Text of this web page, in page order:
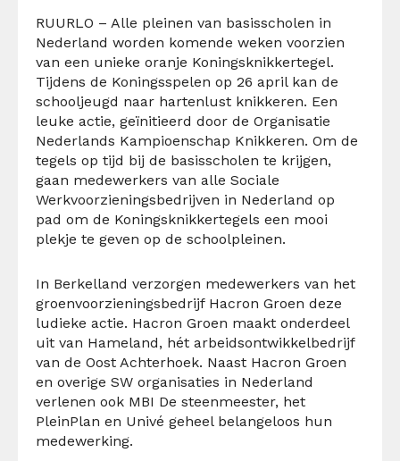
RUURLO – Alle pleinen van basisscholen in
Nederland worden komende weken voorzien
van een unieke oranje Koningsknikkertegel.
Tijdens de Koningsspelen op 26 april kan de
schooljeugd naar hartenlust knikkeren. Een
leuke actie, geïnitieerd door de Organisatie
Nederlands Kampioenschap Knikkeren. Om de
tegels op tijd bij de basisscholen te krijgen,
gaan medewerkers van alle Sociale
Werkvoorzieningsbedrijven in Nederland op
pad om de Koningsknikkertegels een mooi
plekje te geven op de schoolpleinen.
In Berkelland verzorgen medewerkers van het
groenvoorzieningsbedrijf Hacron Groen deze
ludieke actie. Hacron Groen maakt onderdeel
uit van Hameland, hét arbeidsontwikkelbedrijf
van de Oost Achterhoek. Naast Hacron Groen
en overige SW organisaties in Nederland
verlenen ook MBI De steenmeester, het
PleinPlan en Univé geheel belangeloos hun
medewerking.